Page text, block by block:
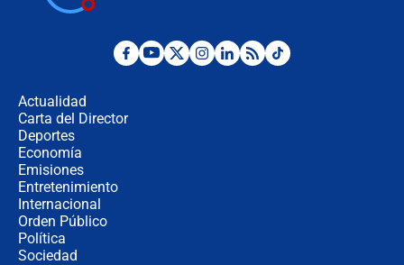
¿La posesión de Abelardo De la
Actualidad
Carta del Director
Deportes
Economía
Emisiones
Entretenimiento
Internacional
Orden Público
Política
Sociedad